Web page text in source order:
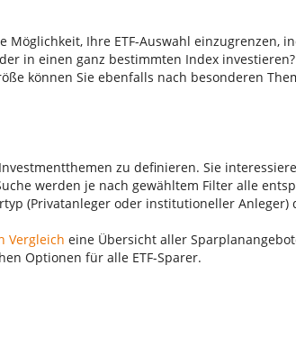
Ihre ETF-Auswahl einzugrenzen,
in einen ganz bestimmten Index
können Sie ebenfalls nach besonderen
zu definieren. Sie
werden je nach gewähltem Filter alle
(Privatanleger oder institutioneller Anleger)
Vergleich eine Übersicht aller
Optionen für alle ETF-Sparer.